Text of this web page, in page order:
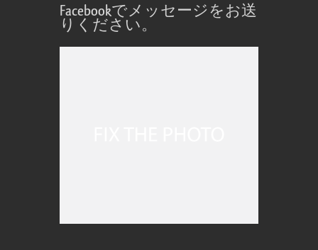
Facebookでメッセージをお送
りください。